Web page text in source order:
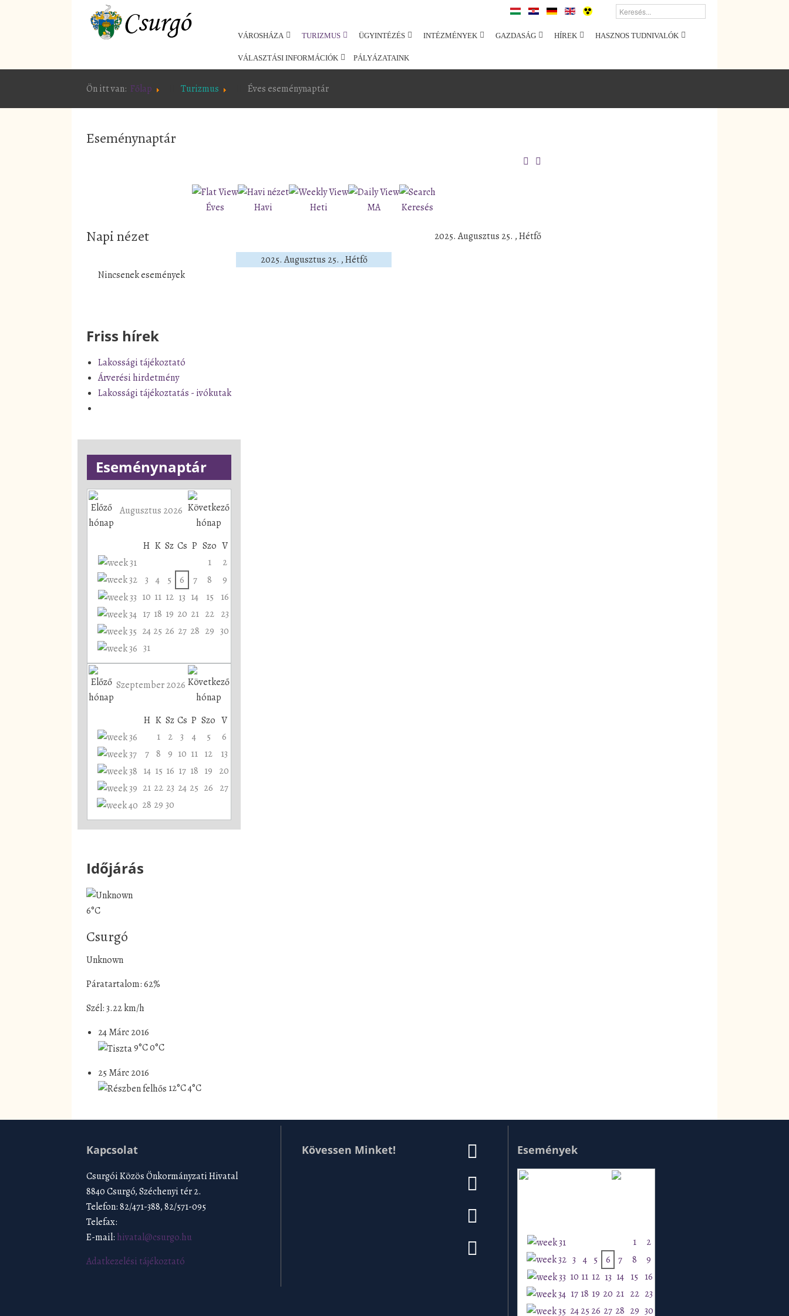
VÁROSHÁZA TURIZMUS ÜGYINTÉZÉS INTÉZMÉNYEK GAZDASÁG HÍREK HASZNOS TUDNIVALÓK
VÁLASZTÁSI INFORMÁCIÓK PÁLYÁZATAINK
Ön itt van: Főlap Turizmus Éves eseménynaptár
Eseménynaptár
Éves Havi Heti MA Keresés
Napi nézet
2025. Augusztus 25. , Hétfő
2025. Augusztus 25. , Hétfő
Nincsenek események
Friss hírek
Lakossági tájékoztató
Árverési hirdetmény
Lakossági tájékoztatás - ivókutak
Eseménynaptár
Augusztus 2026
H K Sz Cs P Szo V
1
2
3 4 5 6 7 8
9
10 11 12 13 14 15
16
17 18 19 20 21 22 23
24 25 26 27 28 29 30
31
Szeptember 2026
H K Sz Cs P Szo V
1
2 3 4 5
6
7 8 9 10 11 12
13
14 15 16 17 18 19 20
21 22 23 24 25 26 27
28 29 30
Időjárás
6°C
Csurgó
Unknown
Páratartalom: 62%
Szél: 3.22 km/h
24 Márc 2016
9°C0°C
25 Márc 2016
12°C4°C
Kapcsolat
Csurgói Közös Önkormányzati Hivatal
8840 Csurgó, Széchenyi tér 2.
Telefon: 82/471-388, 82/571-095
Telefax:
E-mail: hivatal@csurgo.hu
Adatkezelési tájékoztató
Kövessen Minket! Események
1
2
3 4 5 6 7 8
9
10 11 12 13 14 15 16
17 18 19 20 21 22 23
242526 27 28 29 30